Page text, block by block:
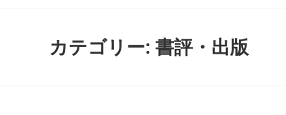
カテゴリー:書評・出版